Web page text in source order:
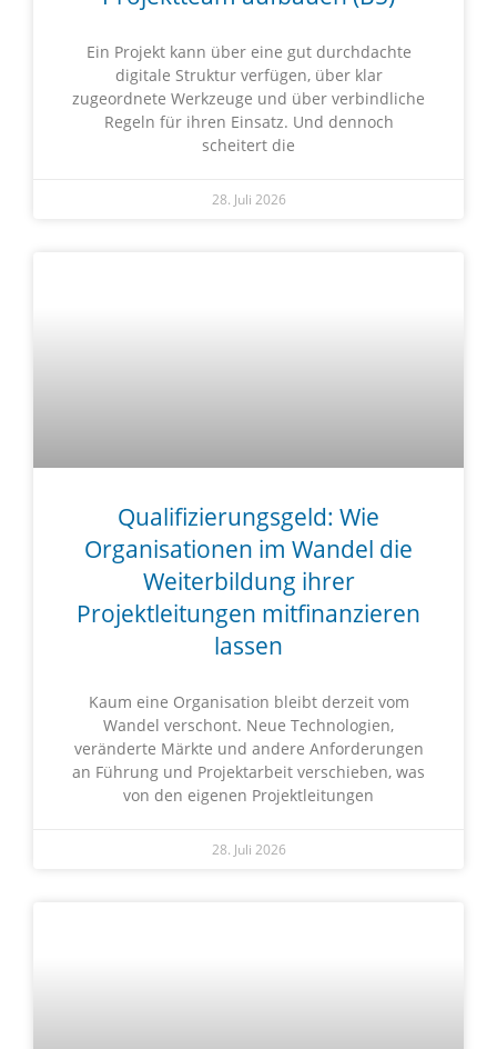
Ein Projekt kann über eine gut durchdachte
digitale Struktur verfügen, über klar
zugeordnete Werkzeuge und über verbindliche
Regeln für ihren Einsatz. Und dennoch
scheitert die
28. Juli 2026
Qualifizierungsgeld: Wie
Organisationen im Wandel die
Weiterbildung ihrer
Projektleitungen mitfinanzieren
lassen
Kaum eine Organisation bleibt derzeit vom
Wandel verschont. Neue Technologien,
veränderte Märkte und andere Anforderungen
an Führung und Projektarbeit verschieben, was
von den eigenen Projektleitungen
28. Juli 2026